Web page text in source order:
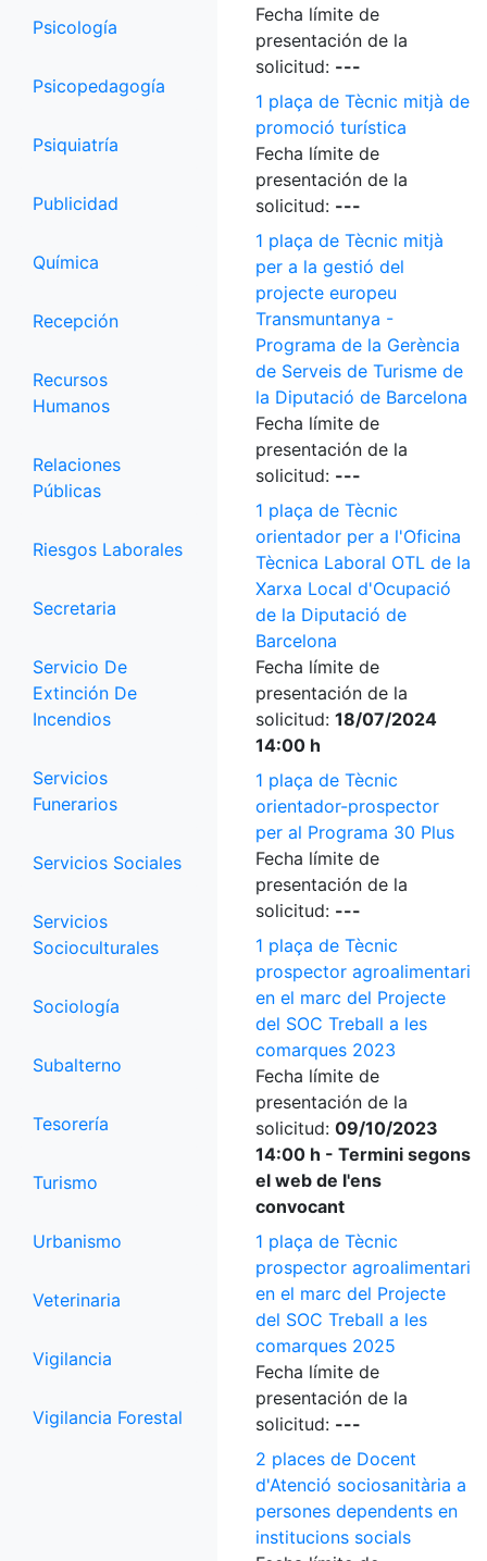
Psicología
Psicopedagogía
Psiquiatría
Publicidad
Química
Recepción
Recursos
Humanos
Relaciones
Públicas
Riesgos Laborales
Secretaria
Servicio De
Extinción De
Incendios
Servicios
Funerarios
Servicios Sociales
Servicios
Socioculturales
Sociología
Subalterno
Tesorería
Turismo
Urbanismo
Veterinaria
Vigilancia
Vigilancia Forestal
Fecha límite de
presentación de la
solicitud: ---
1 plaça de Tècnic mitjà de
promoció turística
Fecha límite de
presentación de la
solicitud: ---
1 plaça de Tècnic mitjà
per a la gestió del
projecte europeu
Transmuntanya -
Programa de la Gerència
de Serveis de Turisme de
la Diputació de Barcelona
Fecha límite de
presentación de la
solicitud: ---
1 plaça de Tècnic
orientador per a l'Oficina
Tècnica Laboral OTL de la
Xarxa Local d'Ocupació
de la Diputació de
Barcelona
Fecha límite de
presentación de la
solicitud: 18/07/2024
14:00 h
1 plaça de Tècnic
orientador-prospector
per al Programa 30 Plus
Fecha límite de
presentación de la
solicitud: ---
1 plaça de Tècnic
prospector agroalimentari
en el marc del Projecte
del SOC Treball a les
comarques 2023
Fecha límite de
presentación de la
solicitud: 09/10/2023
14:00 h - Termini segons
el web de l'ens
convocant
1 plaça de Tècnic
prospector agroalimentari
en el marc del Projecte
del SOC Treball a les
comarques 2025
Fecha límite de
presentación de la
solicitud: ---
2 places de Docent
d'Atenció sociosanitària a
persones dependents en
institucions socials